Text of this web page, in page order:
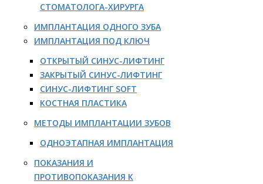
СТОМАТОЛОГА-ХИРУРГА
ИМПЛАНТАЦИЯ ОДНОГО ЗУБА
ИМПЛАНТАЦИЯ ПОД КЛЮЧ
ОТКРЫТЫЙ СИНУС-ЛИФТИНГ
ЗАКРЫТЫЙ СИНУС-ЛИФТИНГ
СИНУС-ЛИФТИНГ SOFT
КОСТНАЯ ПЛАСТИКА
МЕТОДЫ ИМПЛАНТАЦИИ ЗУБОВ
ОДНОЭТАПНАЯ ИМПЛАНТАЦИЯ
ПОКАЗАНИЯ И
ПРОТИВОПОКАЗАНИЯ К